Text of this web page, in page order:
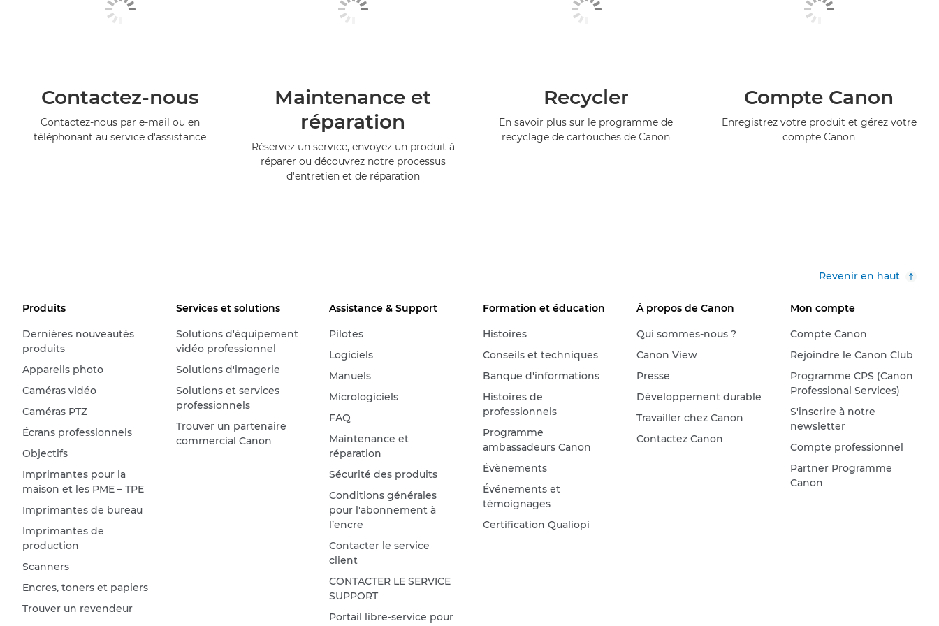
Contactez-nous
Contactez-nous par e-mail ou en
téléphonant au service d'assistance
Maintenance et
réparation
Réservez un service, envoyez un produit à
réparer ou découvrez notre processus
d'entretien et de réparation
Recycler
En savoir plus sur le programme de
recyclage de cartouches de Canon
Compte Canon
Enregistrez votre produit et gérez votre
compte Canon
Revenir en haut
Produits
Dernières nouveautés
produits
Appareils photo
Caméras vidéo
Caméras PTZ
Écrans professionnels
Objectifs
Imprimantes pour la
maison et les PME – TPE
Imprimantes de bureau
Imprimantes de
production
Scanners
Encres, toners et papiers
Trouver un revendeur
Services et solutions
Solutions d'équipement
vidéo professionnel
Solutions d'imagerie
Solutions et services
professionnels
Trouver un partenaire
commercial Canon
Assistance & Support
Pilotes
Logiciels
Manuels
Micrologiciels
FAQ
Maintenance et
réparation
Sécurité des produits
Conditions générales
pour l'abonnement à
l’encre
Contacter le service
client
CONTACTER LE SERVICE
SUPPORT
Portail libre-service pour
Formation et éducation
Histoires
Conseils et techniques
Banque d'informations
Histoires de
professionnels
Programme
ambassadeurs Canon
Évènements
Événements et
témoignages
Certification Qualiopi
À propos de Canon
Qui sommes-nous ?
Canon View
Presse
Développement durable
Travailler chez Canon
Contactez Canon
Mon compte
Compte Canon
Rejoindre le Canon Club
Programme CPS (Canon
Professional Services)
S'inscrire à notre
newsletter
Compte professionnel
Partner Programme
Canon